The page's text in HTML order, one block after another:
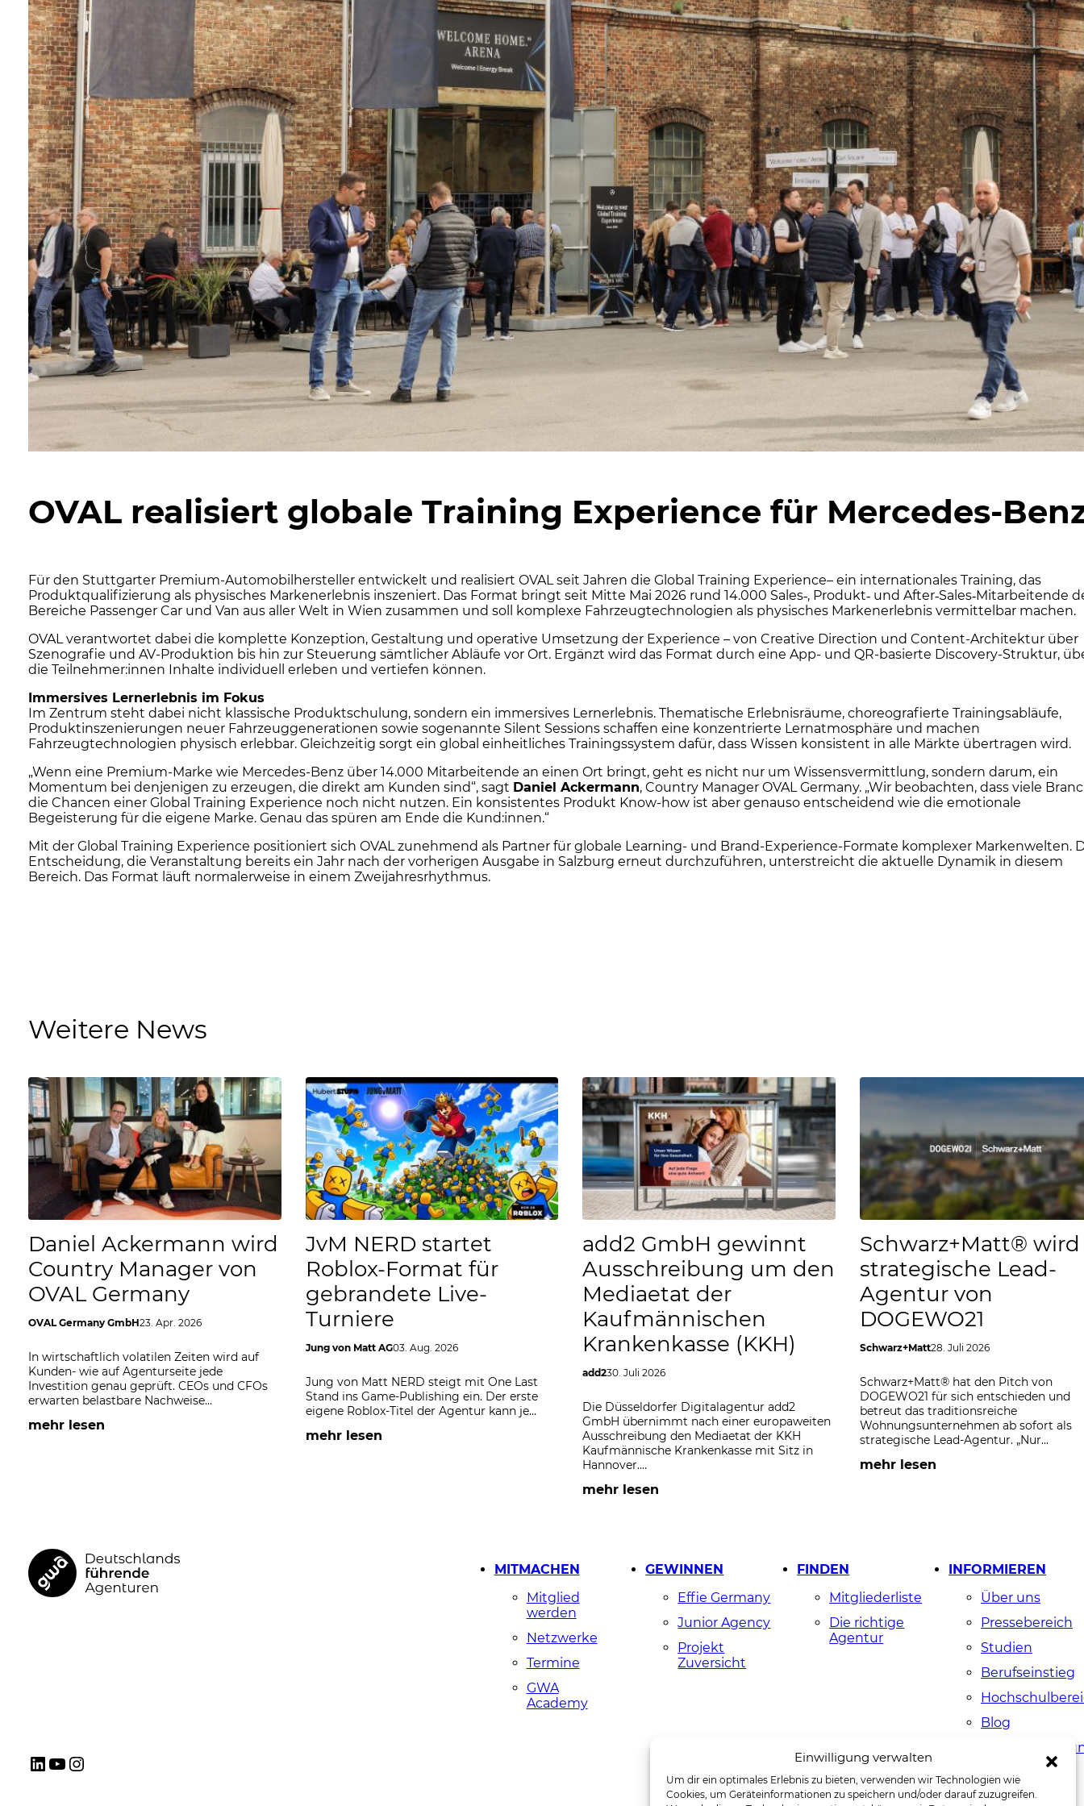
Einwilligung verwalten
Um dir ein optimales Erlebnis zu bieten, verwenden wir Technologien wie
Cookies, um Geräteinformationen zu speichern und/oder darauf zuzugreifen.
OVAL realisiert globale Training Experience für Mercedes-
Für den Stuttgarter Premium-Automobilhersteller entwickelt und realisiert OVAL seit Jahren die Global Training Experience– ein internationales Training, das
Produktqualifizierung als physisches Markenerlebnis inszeniert. Das Format bringt seit Mitte Mai 2026 rund 14.000 Sales‑, Produkt‑ und After‑Sales‑Mitarbeitende
Bereiche Passenger Car und Van aus aller Welt in Wien zusammen und soll komplexe Fahrzeugtechnologien als physisches Markenerlebnis vermittelbar machen.
OVAL verantwortet dabei die komplette Konzeption, Gestaltung und operative Umsetzung der Experience – von Creative Direction und Content-Architektur über
Szenografie und AV-Produktion bis hin zur Steuerung sämtlicher Abläufe vor Ort. Ergänzt wird das Format durch eine App- und QR-basierte Discovery-Struktur,
die Teilnehmer:innen Inhalte individuell erleben und vertiefen können.
Immersives Lernerlebnis im Fokus
Im Zentrum steht dabei nicht klassische Produktschulung, sondern ein immersives Lernerlebnis. Thematische Erlebnisräume, choreografierte Trainingsabläufe,
Produktinszenierungen neuer Fahrzeuggenerationen sowie sogenannte Silent Sessions schaffen eine konzentrierte Lernatmosphäre und machen
Fahrzeugtechnologien physisch erlebbar. Gleichzeitig sorgt ein global einheitliches Trainingssystem dafür, dass Wissen konsistent in alle Märkte übertragen wird.
„Wenn eine Premium-Marke wie Mercedes-Benz über 14.000 Mitarbeitende an einen Ort bringt, geht es nicht nur um Wissensvermittlung, sondern darum, ein
Momentum bei denjenigen zu erzeugen, die direkt am Kunden sind“, sagt Daniel Ackermann, Country Manager OVAL Germany. „Wir beobachten, dass viele
die Chancen einer Global Training Experience noch nicht nutzen. Ein konsistentes Produkt Know-how ist aber genauso entscheidend wie die emotionale
Begeisterung für die eigene Marke. Genau das spüren am Ende die Kund:innen.“
Mit der Global Training Experience positioniert sich OVAL zunehmend als Partner für globale Learning- und Brand-Experience-Formate komplexer Markenwelten.
Entscheidung, die Veranstaltung bereits ein Jahr nach der vorherigen Ausgabe in Salzburg erneut durchzuführen, unterstreicht die aktuelle Dynamik in diesem
Bereich. Das Format läuft normalerweise in einem Zweijahresrhythmus.
Weitere News
Daniel Ackermann wird
Country Manager von
OVAL Germany
OVAL Germany GmbH23. Apr. 2026
In wirtschaftlich volatilen Zeiten wird auf
Kunden- wie auf Agenturseite jede
Investition genau geprüft. CEOs und CFOs
erwarten belastbare Nachweise…
mehr lesen
JvM NERD startet
Roblox-Format für
gebrandete Live-
Turniere
Jung von Matt AG03. Aug. 2026
Jung von Matt NERD steigt mit One Last
Stand ins Game-Publishing ein. Der erste
eigene Roblox-Titel der Agentur kann je…
mehr lesen
add2 GmbH gewinnt
Ausschreibung um den
Mediaetat der
Kaufmännischen
Krankenkasse (KKH)
add230. Juli 2026
Die Düsseldorfer Digitalagentur add2
GmbH übernimmt nach einer europaweiten
Ausschreibung den Mediaetat der KKH
Kaufmännische Krankenkasse mit Sitz in
Hannover.…
mehr lesen
Schwarz+Matt® wird
strategische Lead-
Agentur von
DOGEWO21
Schwarz+Matt28. Juli 2026
Schwarz+Matt® hat den Pitch von
DOGEWO21 für sich entschieden und
betreut das traditionsreiche
Wohnungsunternehmen ab sofort als
strategische Lead-Agentur. „Nur…
mehr lesen
LinkedIn
YouTube
Instagram
MITMACHEN
Mitglied
werden
Netzwerke
Termine
GWA
Academy
GEWINNEN
Effie Germany
Junior Agency
Projekt
Zuversicht
FINDEN
Mitgliederliste
Die richtige
Agentur
INFORMIEREN
Über uns
Pressebereich
Studien
Berufseinstieg
Blog
myGWA